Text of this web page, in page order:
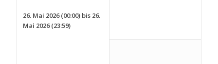
26. Mai 2026 (00:00) bis 26.
Mai 2026 (23:59)